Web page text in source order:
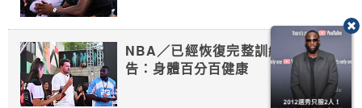
NBA／已經恢復完整訓練 唐西奇宣
告：身體百分百健康